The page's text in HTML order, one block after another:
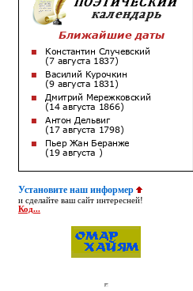
Установите наш информер
и сделайте ваш сайт интересней!
Код...